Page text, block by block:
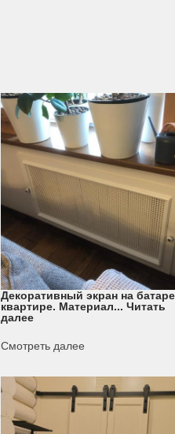
Декоративный экран на
квартире. Материал... Читать
далее
Смотреть далее